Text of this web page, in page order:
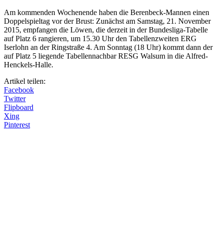
Am kommenden Wochenende haben die Berenbeck-Mannen einen
Doppelspieltag vor der Brust: Zunächst am Samstag, 21. November
2015, empfangen die Löwen, die derzeit in der Bundesliga-Tabelle
auf Platz 6 rangieren, um 15.30 Uhr den Tabellenzweiten ERG
Iserlohn an der Ringstraße 4. Am Sonntag (18 Uhr) kommt dann der
auf Platz 5 liegende Tabellennachbar RESG Walsum in die Alfred-
Henckels-Halle.
Artikel teilen:
Facebook
Twitter
Flipboard
Xing
Pinterest